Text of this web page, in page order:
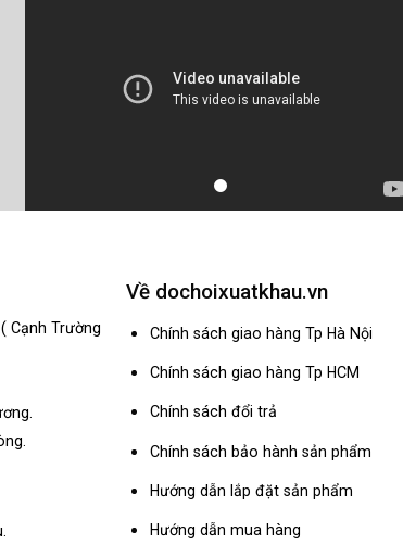
Cạnh Trường
Về dochoixuatkhau.vn
Chính sách giao hàng Tp Hà Nội
Chính sách giao hàng Tp HCM
Chính sách đổi trả
Chính sách bảo hành sản phẩm
Hướng dẫn lắp đặt sản phẩm
Hướng dẫn mua hàng